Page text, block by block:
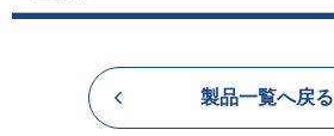
製品一覧へ戻る